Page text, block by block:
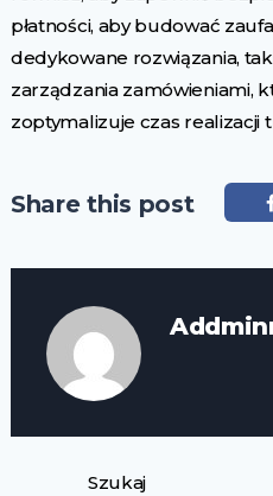
płatności, aby budować
dedykowane rozwiązania,
zarządzania zamówieniami,
zoptymalizuje czas realizacji
Share this post
Szukaj